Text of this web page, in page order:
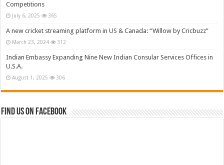
Competitions
July 6, 2025 365
A new cricket streaming platform in US & Canada: “Willow by Cricbuzz”
March 23, 2024 312
Indian Embassy Expanding Nine New Indian Consular Services Offices in
U.S.A.
August 1, 2025 306
Find us on Facebook